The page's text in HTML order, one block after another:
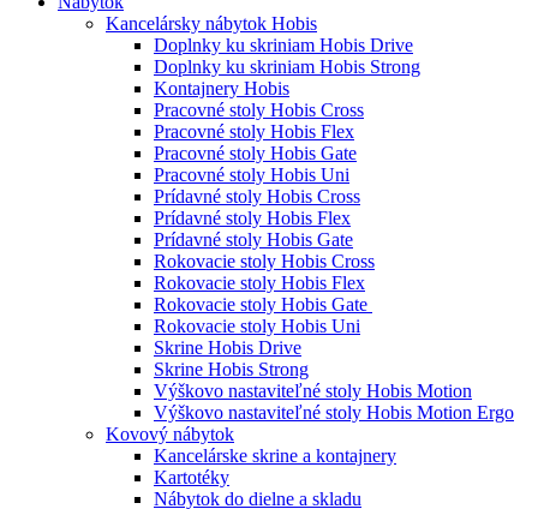
Kancelársky nábytok Hobis
Doplnky ku skriniam Hobis Drive
Doplnky ku skriniam Hobis Strong
Kontajnery Hobis
Pracovné stoly Hobis Cross
Pracovné stoly Hobis Flex
Pracovné stoly Hobis Gate
Pracovné stoly Hobis Uni
Prídavné stoly Hobis Cross
Prídavné stoly Hobis Flex
Prídavné stoly Hobis Gate
Rokovacie stoly Hobis Cross
Rokovacie stoly Hobis Flex
Rokovacie stoly Hobis Gate
Rokovacie stoly Hobis Uni
Skrine Hobis Drive
Skrine Hobis Strong
Výškovo nastaviteľné stoly Hobis Motion
Výškovo nastaviteľné stoly Hobis Motion Ergo
Kovový nábytok
Kancelárske skrine a kontajnery
Kartotéky
Nábytok do dielne a skladu